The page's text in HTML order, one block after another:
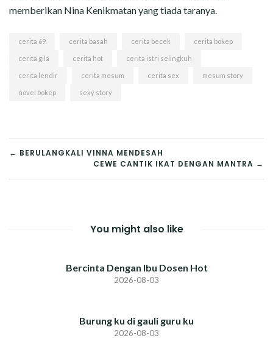
memberikan Nina Kenikmatan yang tiada taranya.
cerita 69 cerita basah cerita becek cerita bokep
cerita gila cerita hot cerita istri selingkuh
cerita lendir cerita mesum cerita sex mesum story
novel bokep sexy story
POST
NAVIGATION
← BERULANGKALI VINNA MENDESAH
CEWE CANTIK IKAT DENGAN MANTRA →
You might also like
Bercinta Dengan Ibu Dosen Hot
2026-08-03
Burung ku di gauli guru ku
2026-08-03